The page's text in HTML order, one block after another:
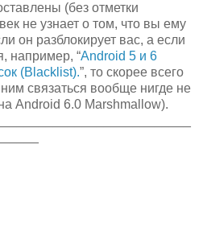
(без отметки
не узнает о том, что вы ему
он разблокирует вас, а если
например, “Android 5 и 6
(Blacklist).”, то скорее всего
связаться вообще нигде не
Android 6.0 Marshmallow).